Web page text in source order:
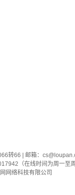
转66 | 邮箱：
（在线时间为周一至
网络科技有限公司